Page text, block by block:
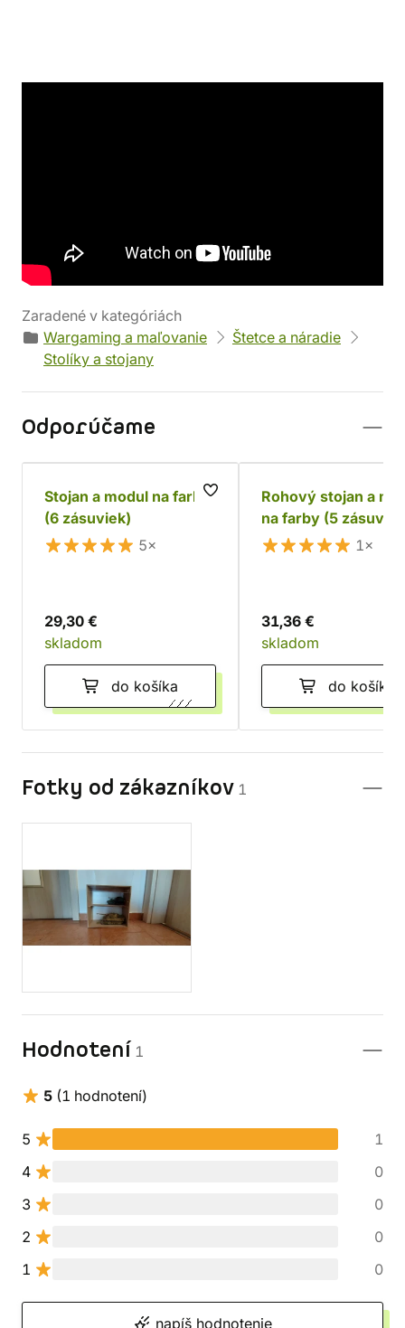
Kód produktu
33441
Zaradené v kategóriách
Wargaming a maľovanie
Štetce a náradie
Stolíky a stojany
Odporúčame
Stojan a modul na farby
(6 zásuviek)
5×
29,30 €
skladom
do košíka
Rohový stojan a
na farby (5
1×
31,36 €
skladom
do košíka
Fotky od zákazníkov 1
Hodnotení 1
5 (1 hodnotení)
5
1
4
0
3
0
2
0
1
0
napíš hodnotenie